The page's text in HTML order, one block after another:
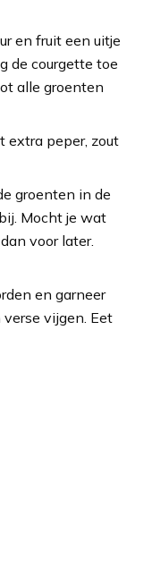
en fruit een uitje
de courgette toe
alle groenten
extra peper, zout
groenten in de
Mocht je wat
voor later.
en garneer
vijgen. Eet